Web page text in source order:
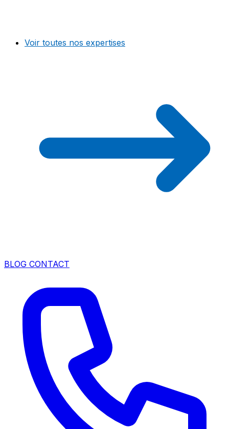
Voir toutes nos expertises
BLOG CONTACT